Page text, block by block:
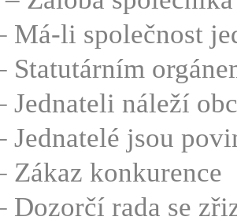
Má-li společnost
Statutárním
Jednateli náleží
Jednatelé jsou
Zákaz konkurence
Dozorčí rada se